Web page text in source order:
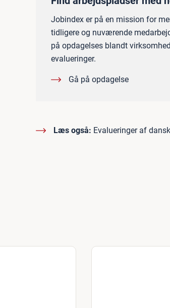
Jobindex er på en mission for
tidligere og nuværende
på opdagelses blandt
evalueringer.
Gå på opdagelse
Læs også: Evalueringer af